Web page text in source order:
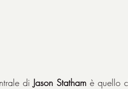
di Jason Statham è quello